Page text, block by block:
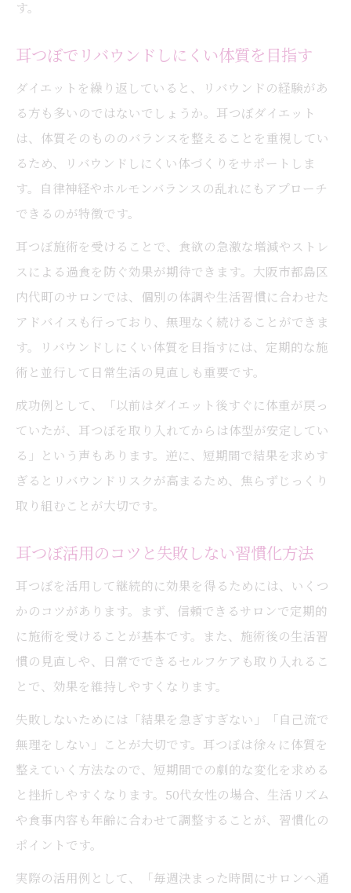
す。
耳つぼでリバウンドしにくい体質を目指す
ダイエットを繰り返していると、リバウンドの経験があ
る方も多いのではないでしょうか。耳つぼダイエット
は、体質そのもののバランスを整えることを重視してい
るため、リバウンドしにくい体づくりをサポートしま
す。自律神経やホルモンバランスの乱れにもアプローチ
できるのが特徴です。
耳つぼ施術を受けることで、食欲の急激な増減やストレ
スによる過食を防ぐ効果が期待できます。大阪市都島区
内代町のサロンでは、個別の体調や生活習慣に合わせた
アドバイスも行っており、無理なく続けることができま
す。リバウンドしにくい体質を目指すには、定期的な施
術と並行して日常生活の見直しも重要です。
成功例として、「以前はダイエット後すぐに体重が戻っ
ていたが、耳つぼを取り入れてからは体型が安定してい
る」という声もあります。逆に、短期間で結果を求めす
ぎるとリバウンドリスクが高まるため、焦らずじっくり
取り組むことが大切です。
耳つぼ活用のコツと失敗しない習慣化方法
耳つぼを活用して継続的に効果を得るためには、いくつ
かのコツがあります。まず、信頼できるサロンで定期的
に施術を受けることが基本です。また、施術後の生活習
慣の見直しや、日常でできるセルフケアも取り入れるこ
とで、効果を維持しやすくなります。
失敗しないためには「結果を急ぎすぎない」「自己流で
無理をしない」ことが大切です。耳つぼは徐々に体質を
整えていく方法なので、短期間での劇的な変化を求める
と挫折しやすくなります。50代女性の場合、生活リズム
や食事内容も年齢に合わせて調整することが、習慣化の
ポイントです。
実際の活用例として、「毎週決まった時間にサロンへ通